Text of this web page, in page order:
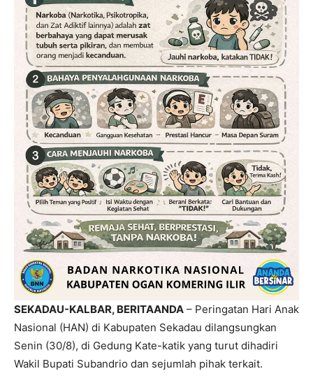
SEKADAU-KALBAR, BERITAANDA – Peringatan Hari Anak
Nasional (HAN) di Kabupaten Sekadau dilangsungkan
Senin (30/8), di Gedung Kate-katik yang turut dihadiri
Wakil Bupati Subandrio dan sejumlah pihak terkait.